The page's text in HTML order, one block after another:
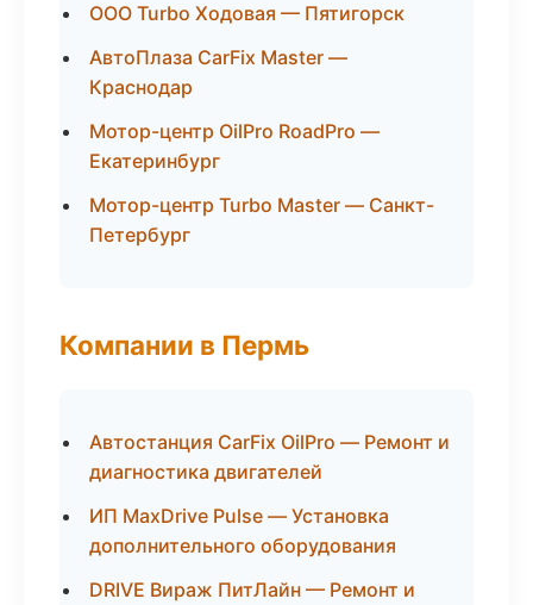
ООО Turbo Ходовая — Пятигорск
АвтоПлаза CarFix Master —
Краснодар
Мотор-центр OilPro RoadPro —
Екатеринбург
Мотор-центр Turbo Master — Санкт-
Петербург
Компании в Пермь
Автостанция CarFix OilPro — Ремонт и
диагностика двигателей
ИП MaxDrive Pulse — Установка
дополнительного оборудования
DRIVE Вираж ПитЛайн — Ремонт и